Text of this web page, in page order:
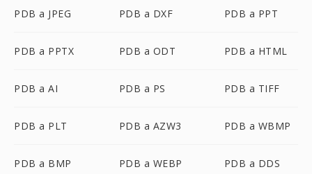
PDB a JPEG PDB a DXF PDB a PPT
PDB a PPTX PDB a ODT PDB a HTML
PDB a AI PDB a PS PDB a TIFF
PDB a PLT PDB a AZW3 PDB a WBMP
PDB a BMP PDB a WEBP PDB a DDS